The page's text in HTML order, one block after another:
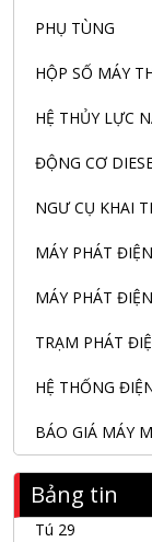
PHỤ TÙNG
HỘP SỐ MÁY
HỆ THỦY LỰC
ĐỘNG CƠ
NGƯ CỤ KHAI
MÁY PHÁT
MÁY PHÁT
TRẠM PHÁT
HỆ THỐNG
BÁO GIÁ MÁY
Bảng tin
Nanibi Cung
Tú 29